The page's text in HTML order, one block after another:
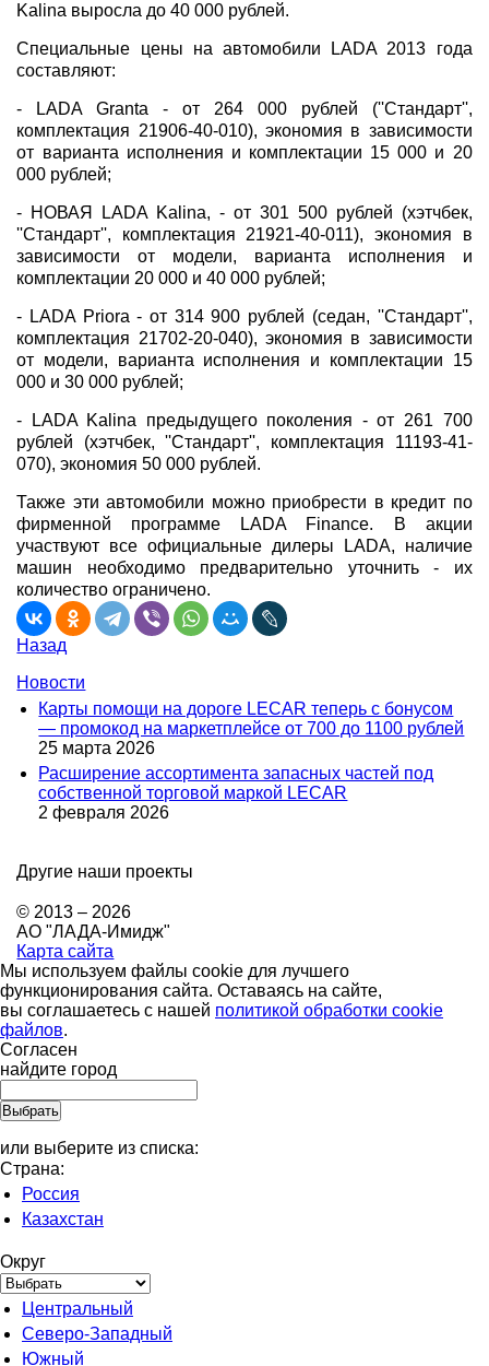
Kalina выросла до 40 000 рублей.
Специальные цены на автомобили LADA 2013 года
составляют:
- LADA Granta - от 264 000 рублей (''Стандарт'',
комплектация 21906-40-010), экономия в зависимости
от варианта исполнения и комплектации 15 000 и 20
000 рублей;
- НОВАЯ LADA Kalina, - от 301 500 рублей (хэтчбек,
''Стандарт'', комплектация 21921-40-011), экономия в
зависимости от модели, варианта исполнения и
комплектации 20 000 и 40 000 рублей;
- LADA Priora - от 314 900 рублей (седан, ''Стандарт'',
комплектация 21702-20-040), экономия в зависимости
от модели, варианта исполнения и комплектации 15
000 и 30 000 рублей;
- LADA Kalina предыдущего поколения - от 261 700
рублей (хэтчбек, ''Стандарт'', комплектация 11193-41-
070), экономия 50 000 рублей.
Также эти автомобили можно приобрести в кредит по
фирменной программе LADA Finance. В акции
участвуют все официальные дилеры LADA, наличие
машин необходимо предварительно уточнить - их
количество ограничено.
Назад
Новости
Карты помощи на дороге LECAR теперь с бонусом
— промокод на маркетплейсе от 700 до 1100 рублей
25 марта 2026
Расширение ассортимента запасных частей под
собственной торговой маркой LECAR
2 февраля 2026
Другие наши проекты
© 2013 – 2026
АО "ЛАДА-Имидж"
Карта сайта
Мы используем файлы cookie для лучшего
функционирования сайта. Оставаясь на сайте,
вы соглашаетесь с нашей политикой обработки cookie
файлов.
Согласен
найдите город
или выберите из списка:
Страна:
Россия
Казахстан
Округ
Центральный
Северо-Западный
Южный